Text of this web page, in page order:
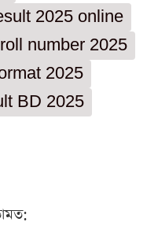
2025 online
number 2025
2025
BD 2025